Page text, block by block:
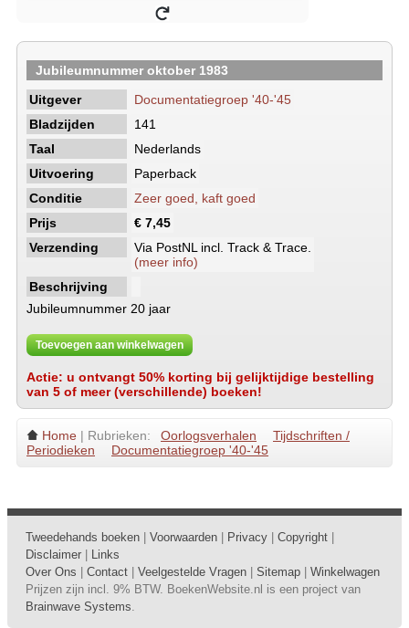
Jubileumnummer oktober 1983
Uitgever
Documentatiegroep '40-'45
Bladzijden
141
Taal
Nederlands
Uitvoering
Paperback
Conditie
Zeer goed, kaft goed
Prijs
€ 7,45
Verzending
Via PostNL incl. Track & Trace.
(meer info)
Beschrijving
Jubileumnummer 20 jaar
Toevoegen aan winkelwagen
Actie: u ontvangt 50% korting bij gelijktijdige bestelling
van 5 of meer (verschillende) boeken!
Home | Rubrieken: Oorlogsverhalen
Tijdschriften /
Periodieken
Documentatiegroep '40-'45
Tweedehands boeken Voorwaarden Privacy Copyright
Disclaimer
Links
Over Ons
Contact Veelgestelde Vragen Sitemap
Winkelwagen
Prijzen zijn incl. 9% BTW. BoekenWebsite.nl is een project van
Brainwave Systems.